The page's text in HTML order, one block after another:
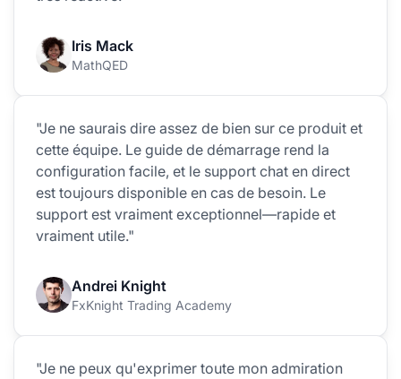
Iris Mack
MathQED
"Je ne saurais dire assez de bien sur ce produit et
cette équipe. Le guide de démarrage rend la
configuration facile, et le support chat en direct
est toujours disponible en cas de besoin. Le
support est vraiment exceptionnel—rapide et
vraiment utile."
Andrei Knight
FxKnight Trading Academy
"Je ne peux qu'exprimer toute mon admiration